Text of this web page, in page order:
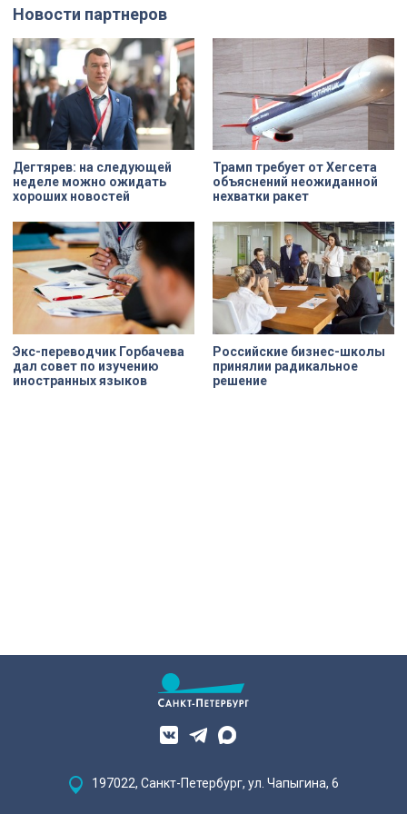
распоряжение шесть
действующих вагонов, и те
превратили их в настоящие арт-
объекты. Результат доказал:
баллончик с краской в руках
профессионала — это не порча
имущества, а яркий стрит-арт,
который не имеет ничего общего с
вандализмом.
которых за семь арендатор
должен полностью выполнить все
обязательства. Как
восстанавливают яркий пример
деревянного модерна и почему
эта история уникальна?
Новости партнеров
Дегтярев: на следующей
неделе можно ожидать
хороших новостей
Трамп требует от Хегсета
объяснений неожиданной
нехватки ракет
Экс-переводчик Горбачева
дал совет по изучению
иностранных языков
Российские бизнес-школы
принялии радикальное
решение
197022, Санкт-Петербург, ул. Чапыгина, 6